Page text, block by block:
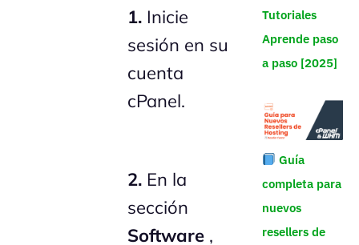
1. Inicie
sesión en su
cuenta
cPanel.
2. En la
sección
Software ,
Tutoriales
Aprende paso
a paso [2025]
Guía
completa para
nuevos
resellers de